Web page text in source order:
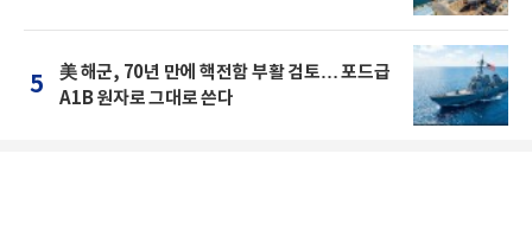
5
美 해군, 70년 만에 핵전함 부활 검토… 포드급
A1B 원자로 그대로 쓴다